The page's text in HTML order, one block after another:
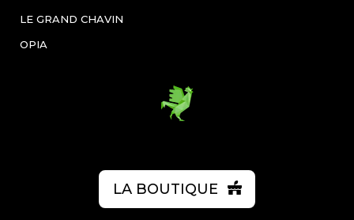
LE GRAND CHAVIN
OPIA
LA BOUTIQUE